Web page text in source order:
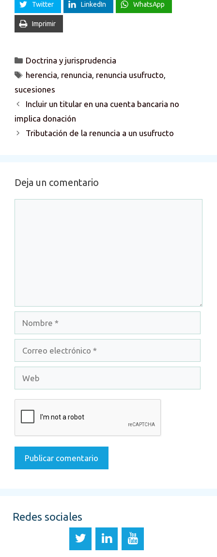
Twitter LinkedIn WhatsApp
Imprimir
Categorías
Doctrina y jurisprudencia
Etiquetas
herencia renuncia renuncia usufructo
sucesiones
Incluir un titular en una cuenta bancaria no
implica donación
Tributación de la renuncia a un usufructo
Deja un comentario
electrónico
Redes sociales